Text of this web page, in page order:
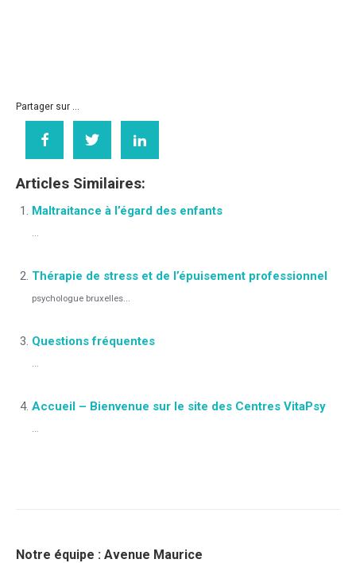
Partager sur ...
Articles Similaires:
Maltraitance à l’égard des enfants
...
Thérapie de stress et de l’épuisement professionnel
psychologue bruxelles...
Questions fréquentes
...
Accueil – Bienvenue sur le site des Centres VitaPsy
...
Notre équipe : Avenue Maurice